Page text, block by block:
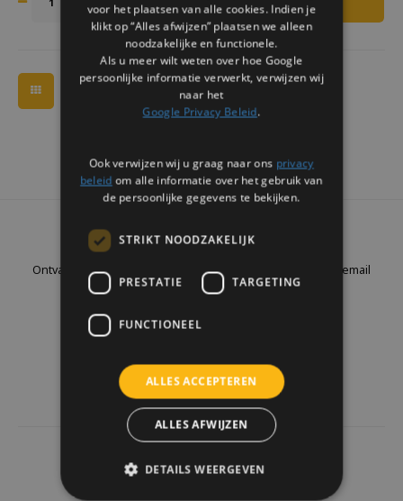
Nieuwsbrief
Ontvang de laatste updates, nieuws en aanbiedingen via email
4441reviews
voor het plaatsen van alle cookies. Indien je
klikt op “Alles afwijzen” plaatsen we alleen
noodzakelijke en functionele.
Als u meer wilt weten over hoe Google
persoonlijke informatie verwerkt, verwijzen wij
naar het
Google Privacy Beleid.
Ook verwijzen wij u graag naar ons privacy
beleid om alle informatie over het gebruik van
de persoonlijke gegevens te bekijken.
STRIKT NOODZAKELIJK
PRESTATIE TARGETING
FUNCTIONEEL
ALLES ACCEPTEREN
ALLES AFWIJZEN
DETAILS WEERGEVEN